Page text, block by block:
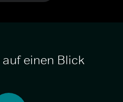
einen Blick